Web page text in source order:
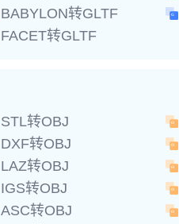
BABYLON转GLTF
FACET转GLTF
STL转OBJ
DXF转OBJ
LAZ转OBJ
IGS转OBJ
ASC转OBJ